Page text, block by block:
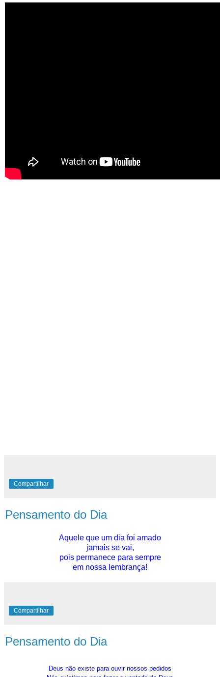
Compartilhar
Pensamento do Dia
Aquele que um dia foi amado
jamais se vai,
pois permanece para sempre
em nossa lembrança!
Compartilhar
Pensamento do Dia
Deus não existe para ouvir nossos pedidos